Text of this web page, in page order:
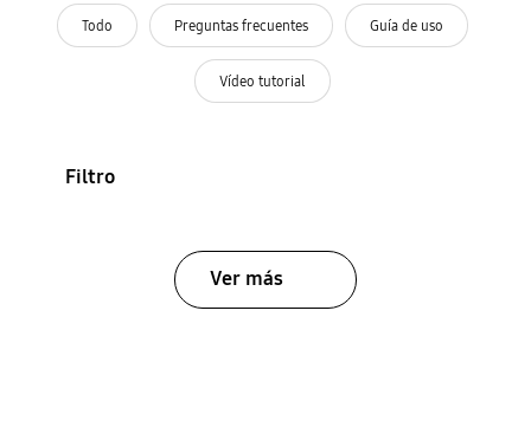
Todo Preguntas frecuentes Guía de uso
Vídeo tutorial
Filtro
Ver más